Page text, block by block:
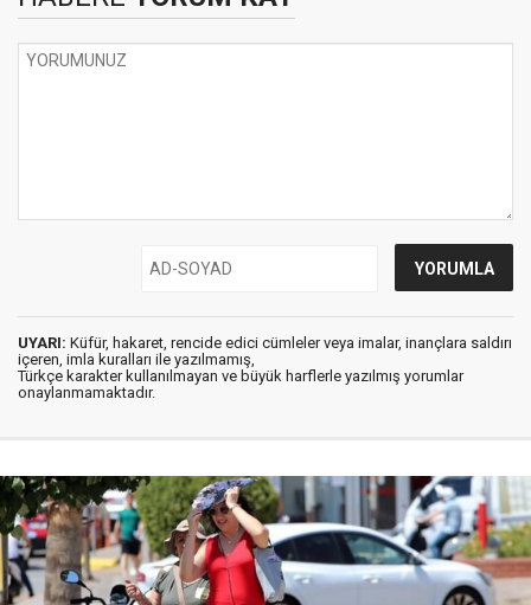
UYARI: Küfür, hakaret, rencide edici cümleler veya imalar, inançlara saldırı
içeren, imla kuralları ile yazılmamış,
Türkçe karakter kullanılmayan ve büyük harflerle yazılmış yorumlar
onaylanmamaktadır.